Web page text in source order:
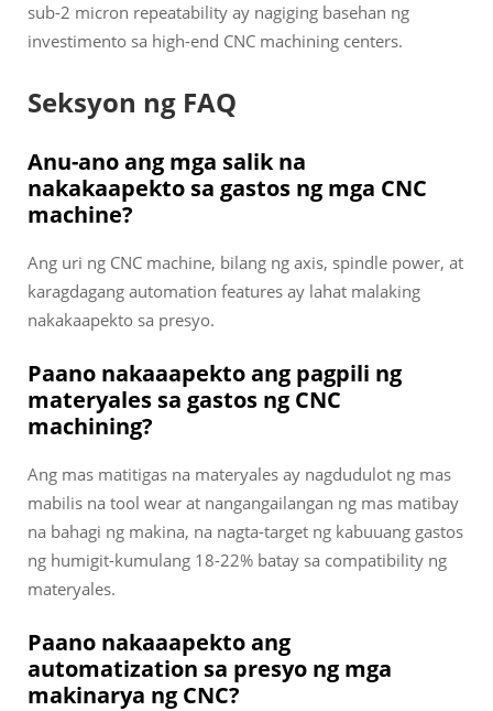
sub-2 micron repeatability ay nagiging basehan ng
investimento sa high-end CNC machining centers.
Seksyon ng FAQ
Anu-ano ang mga salik na
nakakaapekto sa gastos ng mga CNC
machine?
Ang uri ng CNC machine, bilang ng axis, spindle power, at
karagdagang automation features ay lahat malaking
nakakaapekto sa presyo.
Paano nakaaapekto ang pagpili ng
materyales sa gastos ng CNC
machining?
Ang mas matitigas na materyales ay nagdudulot ng mas
mabilis na tool wear at nangangailangan ng mas matibay
na bahagi ng makina, na nagta-target ng kabuuang gastos
ng humigit-kumulang 18-22% batay sa compatibility ng
materyales.
Paano nakaaapekto ang
automatization sa presyo ng mga
makinarya ng CNC?